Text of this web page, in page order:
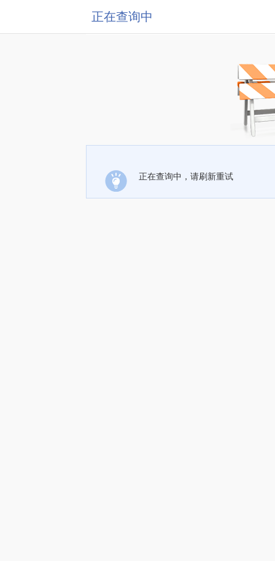
正在查询中
正在查询中，请刷新重试